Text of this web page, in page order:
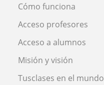
Cómo funciona
Acceso profesores
Acceso a alumnos
Misión y visión
Tusclases en el mundo